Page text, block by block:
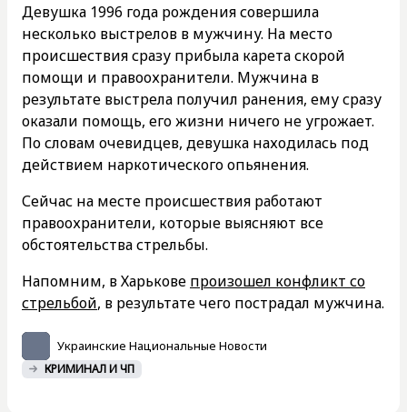
Девушка 1996 года рождения совершила
несколько выстрелов в мужчину. На место
происшествия сразу прибыла карета скорой
помощи и правоохранители. Мужчина в
результате выстрела получил ранения, ему сразу
оказали помощь, его жизни ничего не угрожает.
По словам очевидцев, девушка находилась под
действием наркотического опьянения.
Сейчас на месте происшествия работают
правоохранители, которые выясняют все
обстоятельства стрельбы.
Напомним, в Харькове произошел конфликт со
стрельбой, в результате чего пострадал мужчина.
Украинские Национальные Новости
КРИМИНАЛ И ЧП